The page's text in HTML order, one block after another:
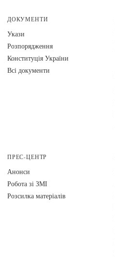
ДОКУМЕНТИ
Укази
Розпорядження
Конституція України
Всі документи
ПРЕС-ЦЕНТР
Анонси
Робота зі ЗМІ
Розсилка матеріалів